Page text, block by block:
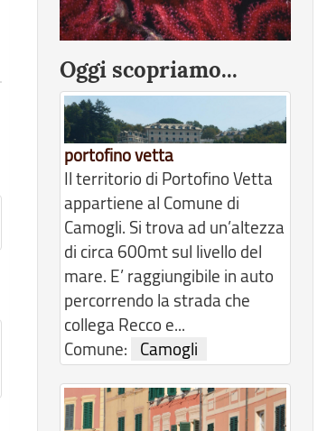
Oggi scopriamo...
portofino vetta
Il territorio di Portofino Vetta
appartiene al Comune di
Camogli. Si trova ad un’altezza
di circa 600mt sul livello del
mare. E’ raggiungibile in auto
percorrendo la strada che
collega Recco e...
Comune:
Camogli